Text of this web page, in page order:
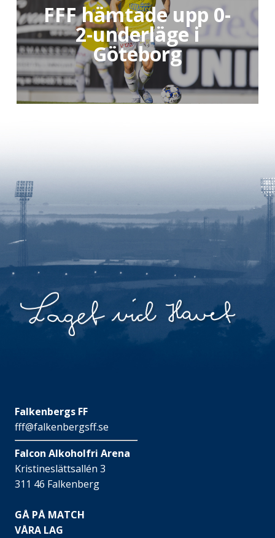
FFF hämtade upp 0-
2-underläge i
Göteborg
Falkenbergs FF
fff@falkenbergsff.se
Falcon Alkoholfri Arena
Kristineslättsallén 3
311 46 Falkenberg
GÅ PÅ MATCH
VÅRA LAG